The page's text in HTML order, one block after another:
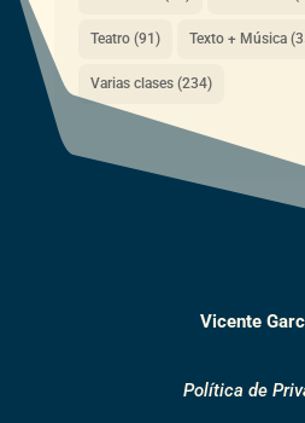
Teatro(91) Texto + Música
Varias clases(234)
Vicente
Política de